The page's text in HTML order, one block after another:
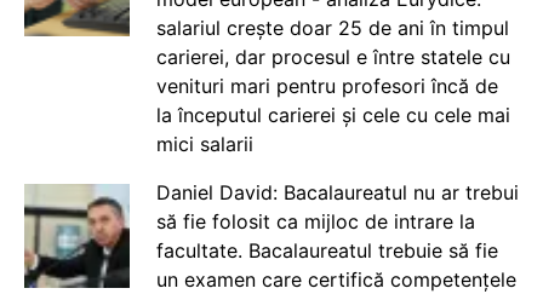
salariul crește doar 25 de ani în timpul
carierei, dar procesul e între statele cu
venituri mari pentru profesori încă de
la începutul carierei și cele cu cele mai
mici salarii
Daniel David: Bacalaureatul nu ar trebui
să fie folosit ca mijloc de intrare la
facultate. Bacalaureatul trebuie să fie
un examen care certifică competențele